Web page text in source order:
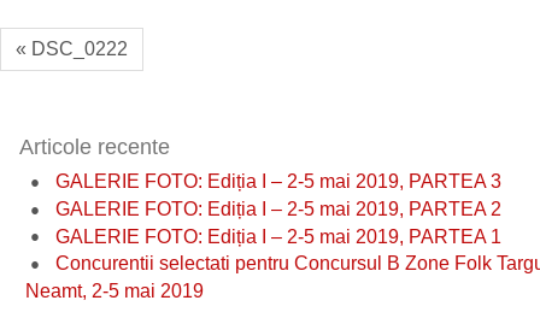
« DSC_0222
Articole recente
GALERIE FOTO: Ediția I – 2-5 mai 2019, PARTEA 3
GALERIE FOTO: Ediția I – 2-5 mai 2019, PARTEA 2
GALERIE FOTO: Ediția I – 2-5 mai 2019, PARTEA 1
Concurentii selectati pentru Concursul B Zone Folk
Neamt, 2-5 mai 2019